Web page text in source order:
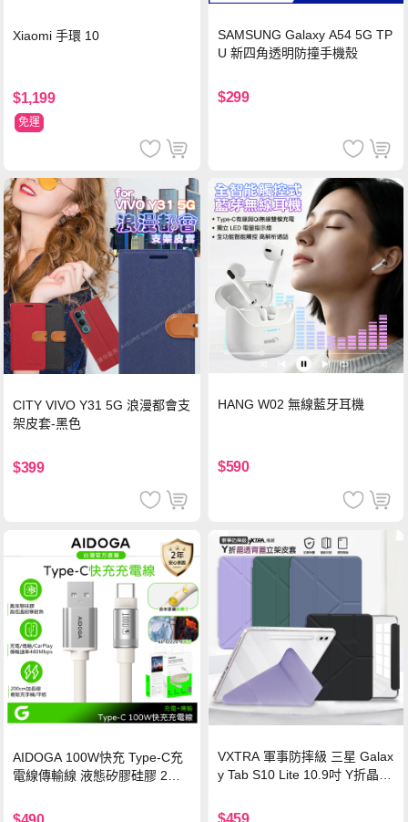
Xiaomi 手環 10
$1,199
免運
SAMSUNG Galaxy A54 5G TP
U 新四角透明防撞手機殼
$299
CITY VIVO Y31 5G 浪漫都會支
架皮套-黑色
$399
HANG W02 無線藍牙耳機
$590
AIDOGA 100W快充 Type-C充
電線傳輸線 液態矽膠硅膠 2M
VXTRA 軍事防摔級 三星 Galax
y Tab S10 Lite 10.9吋 Y折晶透